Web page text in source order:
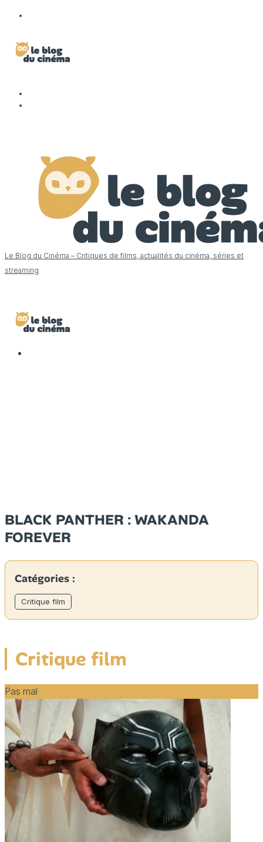
Le Blog du Cinéma – Critiques de films, actualités du cinéma, séries et
streaming
BLACK PANTHER : WAKANDA
FOREVER
Catégories :
Critique film
Critique film
Pas mal